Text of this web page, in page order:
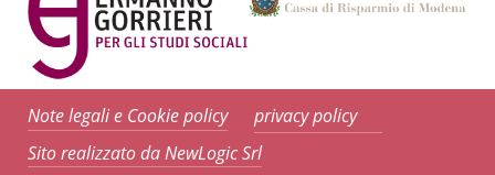
Note legali e Cookie policy
privacy policy
Sito realizzato da NewLogic Srl